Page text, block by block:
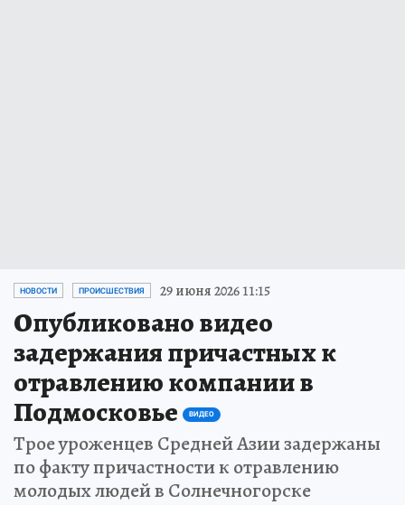
НОВОСТИ ПРОИСШЕСТВИЯ 29 июня 2026 11:15
Опубликовано видео
задержания причастных к
отравлению компании в
Подмосковье
ВИДЕО
Трое уроженцев Средней Азии задержаны
по факту причастности к отравлению
молодых людей в Солнечногорске